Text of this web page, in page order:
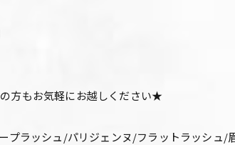
方もお気軽にお越しください★
プラッシュ/パリジェンヌ/フラットラッシュ/